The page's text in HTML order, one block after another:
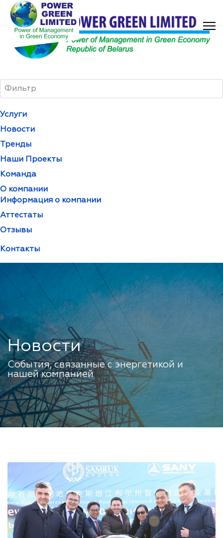
Услуги
Новости
Тренды
Наши Проекты
Команда
О компании
Информация о компании
Аттестаты
Отзывы
Контакты
Новости
События, связанные с энергетикой и
нашей компанией